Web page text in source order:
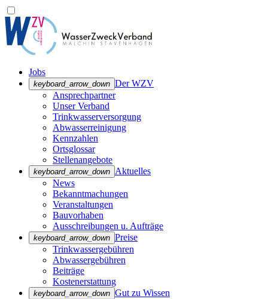
Jobs
keyboard_arrow_down Der WZV
Ansprechpartner
Unser Verband
Trinkwasser­versorgung
Abwasserreinigung
Kennzahlen
Ortsglossar
Stellenangebote
keyboard_arrow_down Aktuelles
News
Bekanntmachungen
Veranstaltungen
Bauvorhaben
Ausschreibungen u. Aufträge
keyboard_arrow_down Preise
Trinkwassergebühren
Abwassergebühren
Beiträge
Kostenerstattung
keyboard_arrow_down Gut zu Wissen